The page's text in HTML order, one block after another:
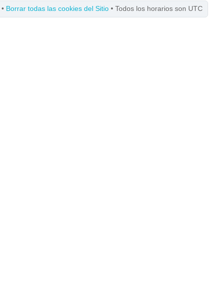
• Borrar todas las cookies del Sitio • Todos los horarios son UTC